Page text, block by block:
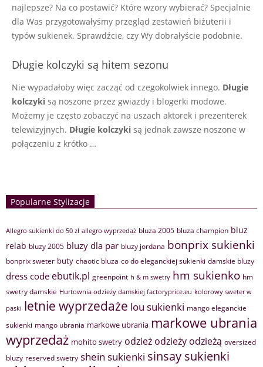
najlepsze? Na co postawić? Które wzory wybierać? Specjalnie
dla Was przygotowałyśmy przegląd zestawień biżuterii i
typów sukienek. Sprawdźcie, czy Wy dobrałyście podobnie.
Długie kolczyki są hitem sezonu
Nie wypadałoby więc zacząć od czegokolwiek innego. Długie
kolczyki są noszone przez gwiazdy i blogerki modowe.
Możemy je często zobaczyć na uszach aktorek i prezenterek
telewizyjnych. Długie kolczyki są jednak zawsze noszone w
połączeniu z krótko …
Popularne Stylizacje
Allegro sukienki do 50 zł allegro wyprzedaż bluza 2005 bluza champion bluz
relab bluzy 2005 bluzy dla par bluzy jordana bonprix sukienki
bonprix sweter buty chaotic bluza co do eleganckiej sukienki damskie bluzy
dress code ebutik.pl greenpoint h & m swetry hm sukienko hm
swetry damskie Hurtownia odzieży damskiej factoryprice.eu kolorowy sweter w
paski letnie wyprzedaże lou sukienki mango eleganckie
sukienki mango ubrania markowe ubrania markowe ubrania
wyprzedaż mohito swetry odzież odzieży odzieżą oversized
bluzy reserved swetry shein sukienki sinsay sukienki